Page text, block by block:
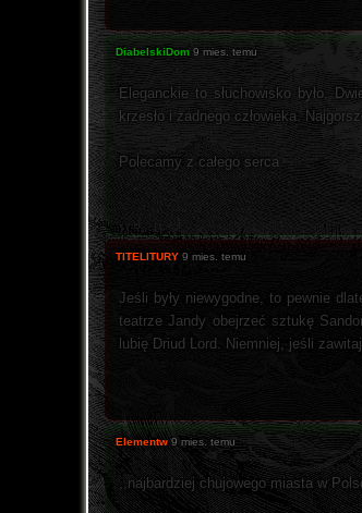
DiabelskiDom 9 mies. temu
Eleganckie to słuchowisko było.
krzesło i żadnego człowieka.
Polecamy z całego serca.
TITELITURY 9 mies. temu
Jeśli były niewygodne, to pewnie
teatrze Jandy obejrzeć sztukę
lubię Driud Lord. Niemniej, jeśli
Elementw 9 mies. temu
,,najbardziej chujowego miasta w